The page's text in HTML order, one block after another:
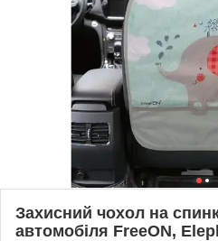
Захисний чохол на
автомобіля FreeON,